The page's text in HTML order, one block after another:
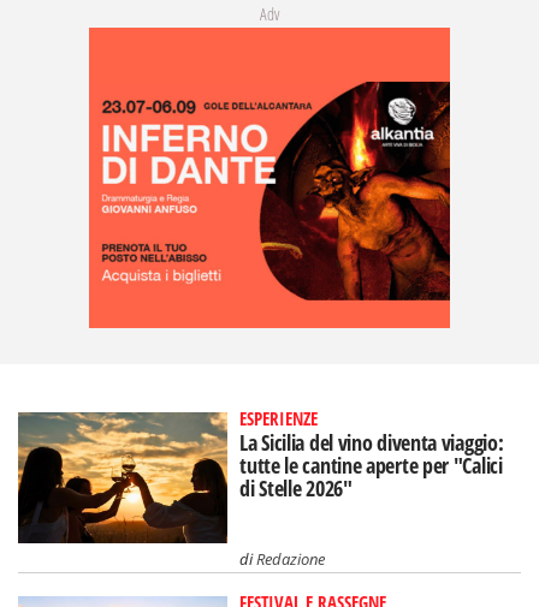
Adv
ESPERIENZE
La Sicilia del vino diventa viaggio:
tutte le cantine aperte per "Calici
di Stelle 2026"
diRedazione